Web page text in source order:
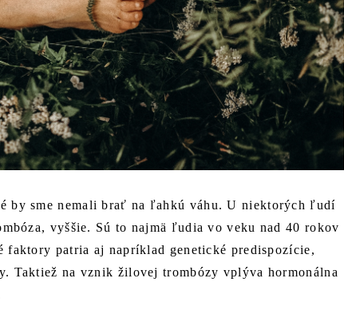
by sme nemali brať na ľahkú váhu. U niektorých ľudí
vyššie. Sú to najmä ľudia vo veku nad 40 rokov
patria aj napríklad genetické predispozície,
Taktiež na vznik žilovej trombózy vplýva hormonálna